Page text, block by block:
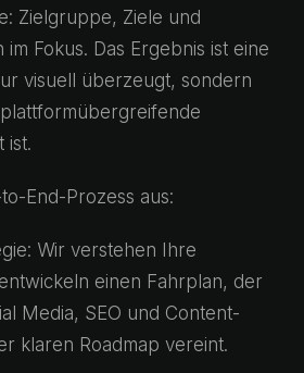
Zielgruppe, Ziele und
Fokus. Das Ergebnis ist eine
visuell überzeugt, sondern
ist.
End-Prozess aus:
Wir verstehen Ihre
einen Fahrplan, der
Media, SEO und Content-
klaren Roadmap vereint.